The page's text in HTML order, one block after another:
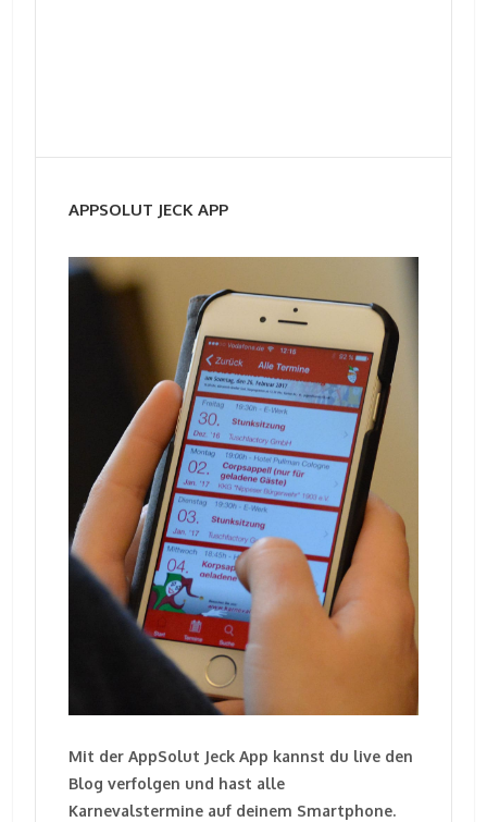
APPSOLUT JECK APP
Mit der AppSolut Jeck App kannst du live den
Blog verfolgen und hast alle
Karnevalstermine auf deinem Smartphone.